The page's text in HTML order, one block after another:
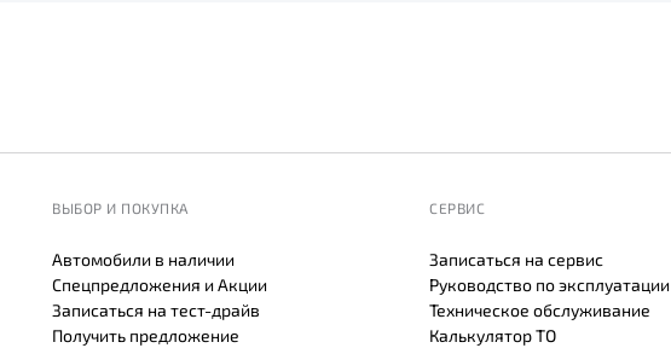
ВЫБОР И ПОКУПКА
Автомобили в наличии
Спецпредложения и Акции
Записаться на тест-драйв
Получить предложение
СЕРВИС
Записаться на сервис
Руководство по эксплуатации
Техническое обслуживание
Калькулятор ТО